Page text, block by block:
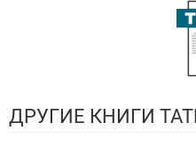
ДРУГИЕ КНИГИ